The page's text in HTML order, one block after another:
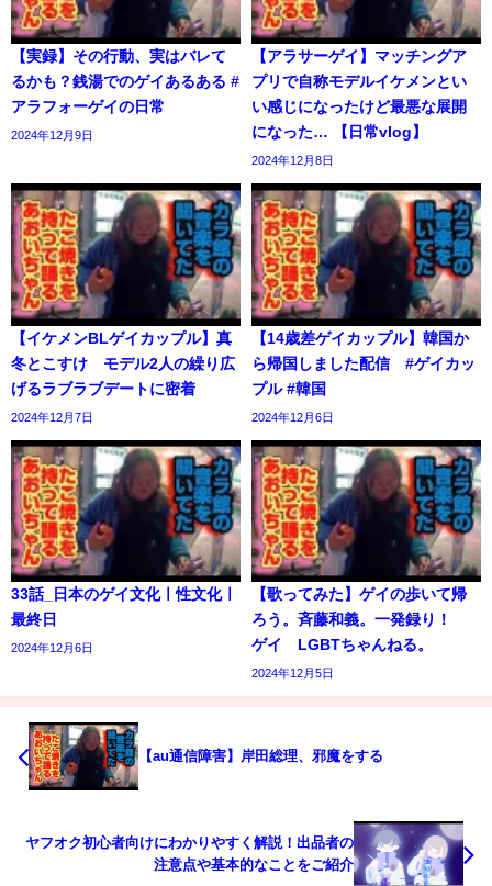
【実録】その行動、実はバレて
るかも？銭湯でのゲイあるある #
アラフォーゲイの日常
2024年12月9日
【アラサーゲイ】マッチングア
プリで自称モデルイケメンとい
い感じになったけど最悪な展開
になった… 【日常vlog】
2024年12月8日
【イケメンBLゲイカップル】真
冬とこすけ モデル2人の繰り広
げるラブラブデートに密着
2024年12月7日
【14歳差ゲイカップル】韓国か
ら帰国しました配信 #ゲイカッ
プル #韓国
2024年12月6日
33話_日本のゲイ文化ㅣ性文化ㅣ
最終日
2024年12月6日
【歌ってみた】ゲイの歩いて帰
ろう。斉藤和義。一発録り！
ゲイ LGBTちゃんねる。
2024年12月5日
【au通信障害】岸田総理、邪魔をする
ヤフオク初心者向けにわかりやすく解説！出品者の
注意点や基本的なことをご紹介